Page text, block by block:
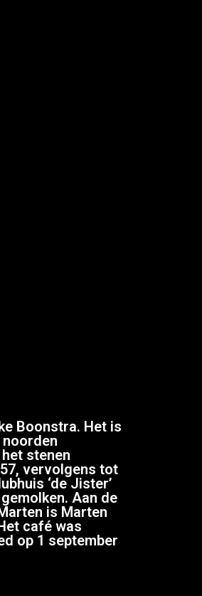
Boonstra. Het is
stenen
vervolgens tot
‘de Jister’
Aan de
is Marten
café was
op 1 september